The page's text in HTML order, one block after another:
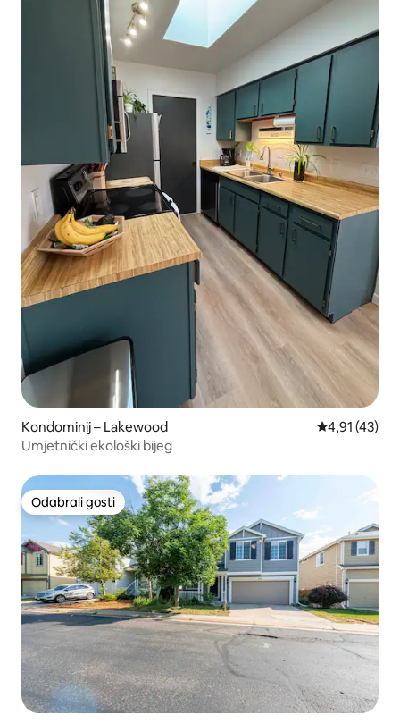
Kondominij – Lakewood Prosječna
4,91 (43)
Umjetnički ekološki bijeg
Odabrali gosti
Odabrali gosti